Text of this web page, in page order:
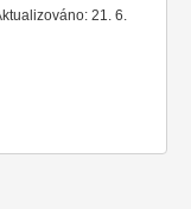
21. 6.